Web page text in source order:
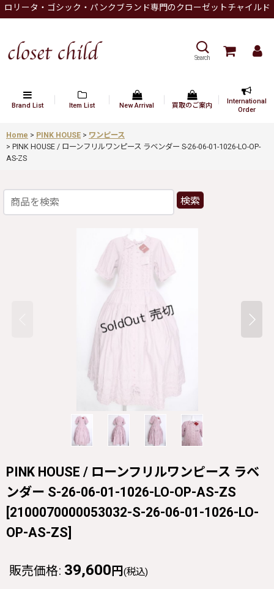
ロリータ・ゴシック・パンクブランド専門のクローゼットチャイルド
Search
Brand List Item List New Arrival 買取のご案内
International
Order
Home > PINK HOUSE > ワンピース
> PINK HOUSE / ローンフリルワンピース ラベンダー S-26-06-01-1026-LO-OP-
AS-ZS
検索
PINK HOUSE / ローンフリルワンピース ラベ
ンダー S-26-06-01-1026-LO-OP-AS-ZS
[2100070000053032-S-26-06-01-1026-LO-
OP-AS-ZS]
販売価格: 39,600 円 (税込)